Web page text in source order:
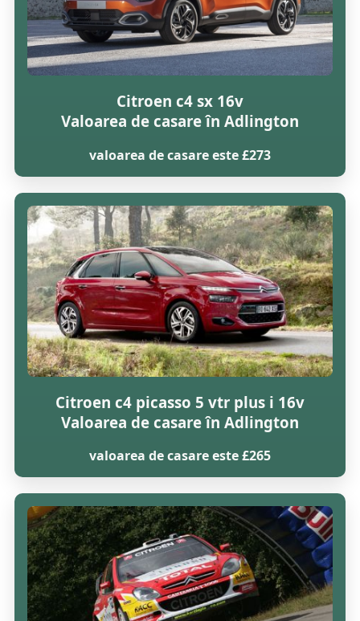
Citroen c4 sx 16v
Valoarea de casare în Adlington
valoarea de casare este £273
Citroen c4 picasso 5 vtr plus i 16v
Valoarea de casare în Adlington
valoarea de casare este £265